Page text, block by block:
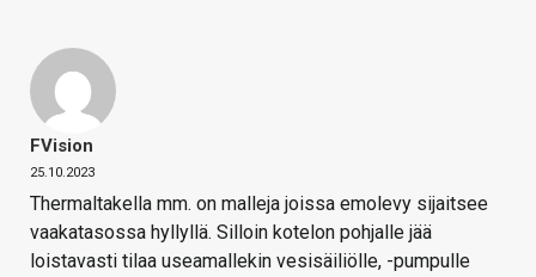
FVision
25.10.2023
Thermaltakella mm. on malleja joissa emolevy sijaitsee
vaakatasossa hyllyllä. Silloin kotelon pohjalle jää
loistavasti tilaa useamallekin vesisäiliölle, -pumpulle